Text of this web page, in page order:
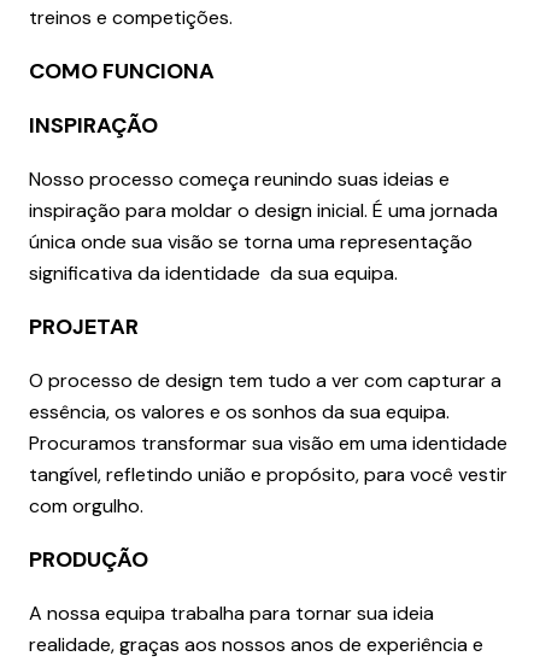
treinos e competições.
COMO FUNCIONA
INSPIRAÇÃO
Nosso processo começa reunindo suas ideias e
inspiração para moldar o design inicial. É uma jornada
única onde sua visão se torna uma representação
significativa da identidade da sua equipa.
PROJETAR
O processo de design tem tudo a ver com capturar a
essência, os valores e os sonhos da sua equipa.
Procuramos transformar sua visão em uma identidade
tangível, refletindo união e propósito, para você vestir
com orgulho.
PRODUÇÃO
A nossa equipa trabalha para tornar sua ideia
realidade, graças aos nossos anos de experiência e